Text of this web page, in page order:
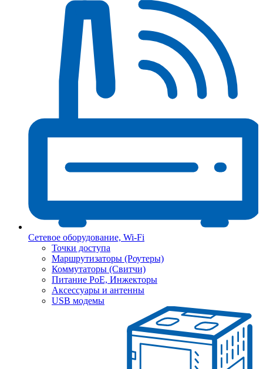
Сетевое оборудование, Wi-Fi
Точки доступа
Маршрутизаторы (Роутеры)
Коммутаторы (Свитчи)
Питание PoE, Инжекторы
Аксессуары и антенны
USB модемы